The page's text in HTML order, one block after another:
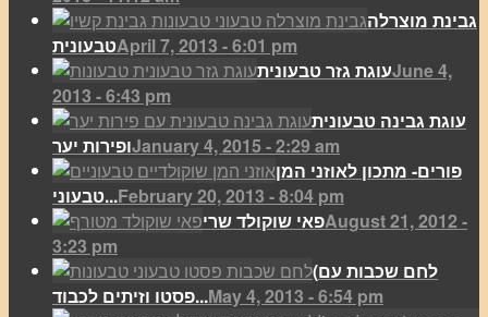
גבינת מוצרלה
טבעוניתApril 7, 2013 - 6:01 pm
עוגת גזר טבעוניתJune 4,
2013 - 6:43 pm
עוגת גבינה טבעונית
ופירות יערJanuary 4, 2015 - 2:29 am
פורים- מתכון לאוזני המן
טבעוני...February 20, 2013 - 8:04 pm
פאי שוקולד שריAugust 21, 2012 -
3:23 pm
(לחם שכבות עם
פסטו וזיתים לכבוד...May 4, 2013 - 6:54 pm